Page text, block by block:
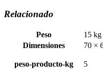
Relacionado
Peso
15 kg
Dimensiones
70 ×
peso-producto-kg 5